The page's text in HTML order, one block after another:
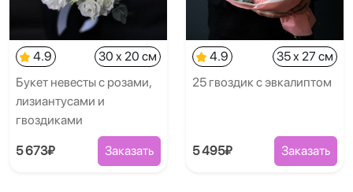
4.9
30 x 20 см
Букет невесты с розами,
лизиантусами и
гвоздиками
5 673₽ Заказать
4.9
35 x 27 см
25 гвоздик с эвкалиптом
5 495₽ Заказать